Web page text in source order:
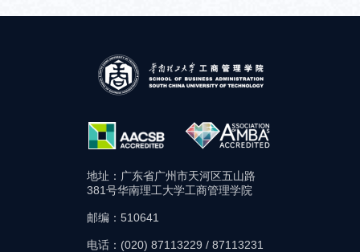
地址：广东省广州市天河区五山路
381号华南理工大学工商管理学院
邮编：510641
电话：(020) 87113229 / 87113231